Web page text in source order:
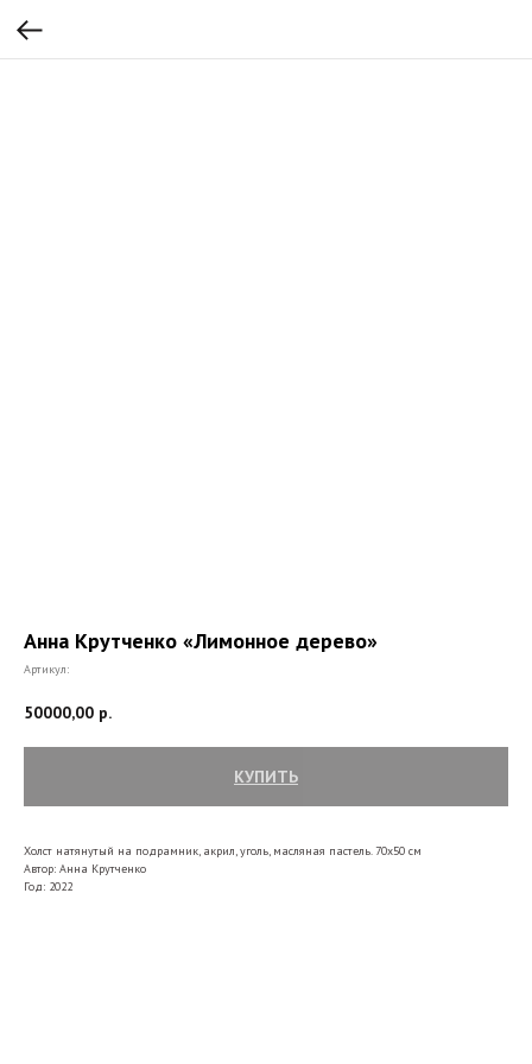
Анна Крутченко «Лимонное дерево»
Артикул:
50000,00 р.
КУПИТЬ
Холст натянутый на подрамник, акрил, уголь, масляная пастель. 70х50 см
Автор: Анна Крутченко
Год: 2022